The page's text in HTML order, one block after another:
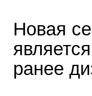
Новая
ранее